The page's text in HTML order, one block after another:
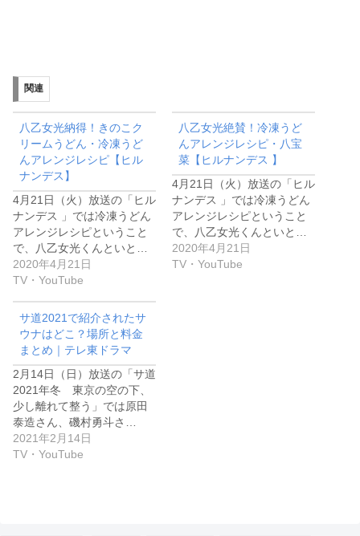
関連
八乙女光納得！きのこク
リームうどん・冷凍うど
んアレンジレシピ【ヒル
ナンデス】
4月21日（火）放送の「ヒル
ナンデス 」では冷凍うどん
アレンジレシピということ
で、八乙女光くんといと…
2020年4月21日
TV・YouTube
八乙女光絶賛！冷凍うど
んアレンジレシピ・八宝
菜【ヒルナンデス 】
4月21日（火）放送の「ヒル
ナンデス 」では冷凍うどん
アレンジレシピということ
で、八乙女光くんといと…
2020年4月21日
TV・YouTube
サ道2021で紹介されたサ
ウナはどこ？場所と料金
まとめ｜テレ東ドラマ
2月14日（日）放送の「サ道
2021年冬 東京の空の下、
少し離れて整う」では原田
泰造さん、磯村勇斗さ…
2021年2月14日
TV・YouTube